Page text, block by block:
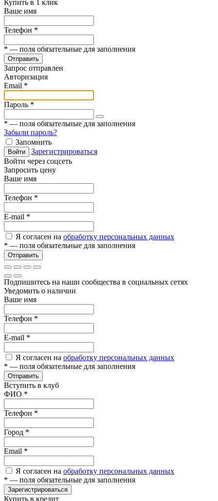
Купить в 1 клик
Ваше имя
Телефон *
* — поля обязательные для заполнения
Отправить
Запрос отправлен
Авторизация
Email *
Пароль *
* — поля обязательные для заполнения
Забыли пароль?
Запомнить
Войти
Зарегистрироваться
Войти через соцсеть
Запросить цену
Ваше имя
Телефон *
E-mail *
Я согласен на обработку персональных данных
* — поля обязательные для заполнения
Отправить
Подпишитесь на наши сообщества в социальных сетях
Уведомить о наличии
Ваше имя
Телефон *
E-mail *
Я согласен на обработку персональных данных
* — поля обязательные для заполнения
Отправить
Вступить в клуб
ФИО *
Телефон *
Город *
Email *
Я согласен на обработку персональных данных
* — поля обязательные для заполнения
Зарегистрироваться
Купить в кредит